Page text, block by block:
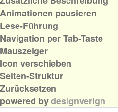
Animationen pausieren
Lese-Führung
Navigation per Tab-Taste
Mauszeiger
Icon verschieben
Seiten-Struktur
Zurücksetzen
powered bydesignverign